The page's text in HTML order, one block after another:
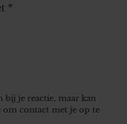
*
bij je reactie, maar kan
contact met je op te